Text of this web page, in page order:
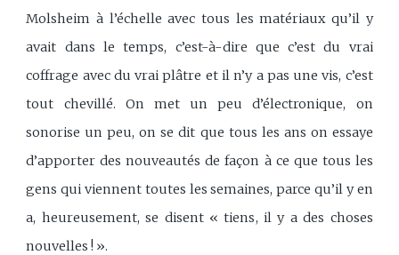
Molsheim à l’échelle avec tous les matériaux qu’il y
avait dans le temps, c’est-à-dire que c’est du vrai
coffrage avec du vrai plâtre et il n’y a pas une vis, c’est
tout chevillé. On met un peu d’électronique, on
sonorise un peu, on se dit que tous les ans on essaye
d’apporter des nouveautés de façon à ce que tous les
gens qui viennent toutes les semaines, parce qu’il y en
a, heureusement, se disent « tiens, il y a des choses
nouvelles ! ».